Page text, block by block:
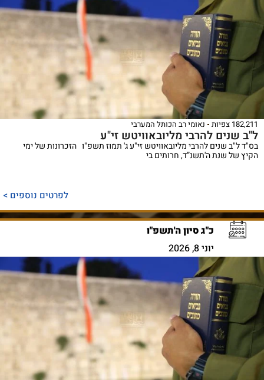
182,211 צפיות נאומי רב הכותל המערבי
ל"ב שנים להרבי מליובאוויטש זי"ע
בס"ד ל"ב שנים להרבי מליובאוויטש זי"ע ג' תמוז תשפ"ו הזכרונות של ימי
הקיץ של שנת ה'תשנ”ד, חרותים בי
לפרטים נוספים >
כ"ג סיון ה'תשפ"ו
יוני 8, 2026